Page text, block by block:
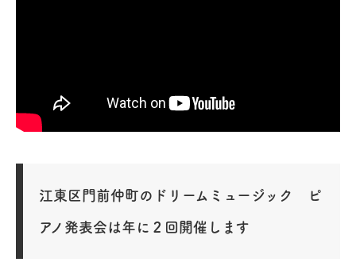
江東区門前仲町のドリームミュージック ピ
アノ発表会は年に２回開催します